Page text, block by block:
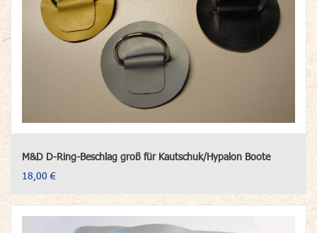
M&D D-Ring-Beschlag groß für Kautschuk/Hypalon Boote
18,00 €